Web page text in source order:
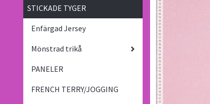
STICKADE TYGER
Enfärgad Jersey
Mönstrad trikå
PANELER
FRENCH TERRY/JOGGING